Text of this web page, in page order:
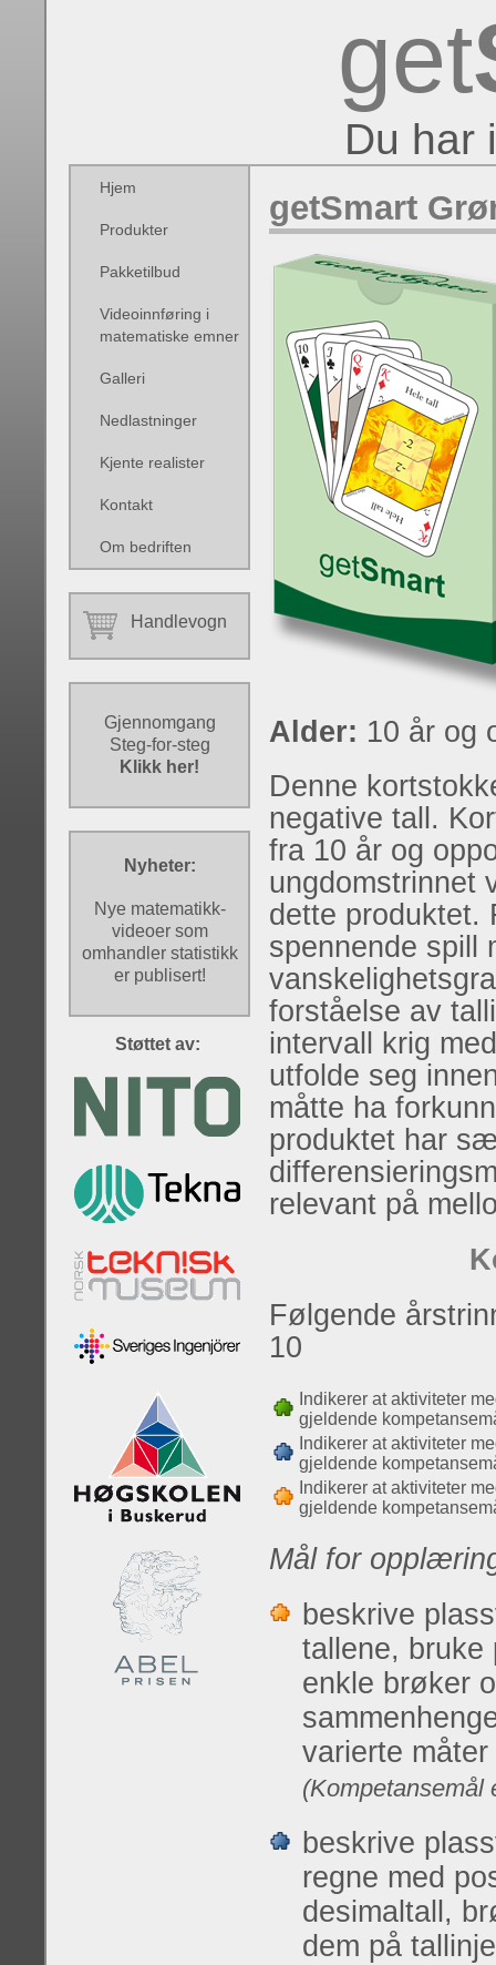
get
Du har
getSmart
Alder: 10 år og
Denne
negative tall.
fra 10 år og
ungdomstrinnet
dette produktet.
spennende spill
forståelse av
intervall krig
utfolde seg
måtte ha
produktet har
relevant på
Følgende
10
Indikerer at aktiviteter
gjeldende
Indikerer at aktiviteter
gjeldende
Indikerer at aktiviteter
gjeldende
Mål for
beskrive
tallene, bruke
enkle brøker
varierte måter
(Kompetansemål
beskrive
regne med
desimaltall,
dem på
Hjem
Produkter
Pakketilbud
Videoinnføring i
matematiske emner
Galleri
Nedlastninger
Kjente realister
Kontakt
Om bedriften
Handlevogn
Gjennomgang
Steg-for-steg
Klikk her!
Nyheter:
Nye matematikk-
videoer som
omhandler statistikk
er publisert!
Støttet av: